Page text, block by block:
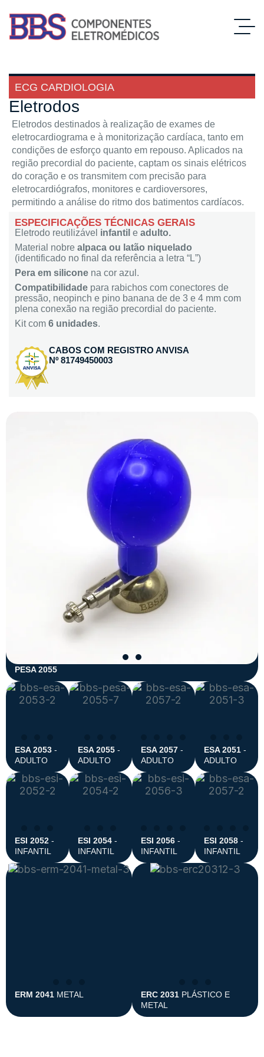
ECG CARDIOLOGIA
Eletrodos
Eletrodos destinados à realização de exames de
eletrocardiograma e à monitorização cardíaca, tanto em
condições de esforço quanto em repouso. Aplicados na
região precordial do paciente, captam os sinais elétricos
do coração e os transmitem com precisão para
eletrocardiógrafos, monitores e cardioversores,
permitindo a análise do ritmo dos batimentos cardíacos.
ESPECIFICAÇÕES TÉCNICAS GERAIS
Eletrodo reutilizável infantil e adulto.
Material nobre alpaca ou latão niquelado
(identificado no final da referência a letra “L”)
Pera em silicone na cor azul.
Compatibilidade para rabichos com conectores de
pressão, neopinch e pino banana de de 3 e 4 mm com
plena conexão na região precordial do paciente.
Kit com 6 unidades.
CABOS COM REGISTRO ANVISA
Nº 81749450003
PESA 2055
ESA 2053 -
ADULTO
ESA 2055 -
ADULTO
ESA 2057 -
ADULTO
ESA 2051 -
ADULTO
ESI 2052 -
INFANTIL
ESI 2054 -
INFANTIL
ESI 2056 -
INFANTIL
ESI 2058 -
INFANTIL
ERM 2041 METAL ERC 2031 PLÁSTICO E
METAL